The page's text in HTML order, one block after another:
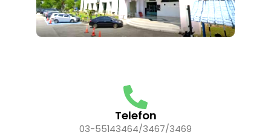
Telefon
03-55143464/3467/3469